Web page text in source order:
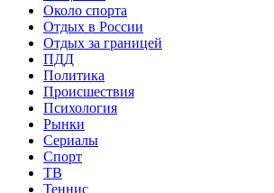
Около спорта
Отдых в России
Отдых за границей
ПДД
Политика
Происшествия
Психология
Рынки
Сериалы
Спорт
ТВ
Теннис